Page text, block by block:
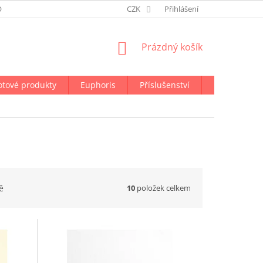
OCHRANY OSOBNÍCH ÚDAJŮ NAPIŠTE NÁM
CZK Přihlášení
NÁKUPNÍ
Prázdný košík
produkty Euphoris Příslušenství
10 položek celkem